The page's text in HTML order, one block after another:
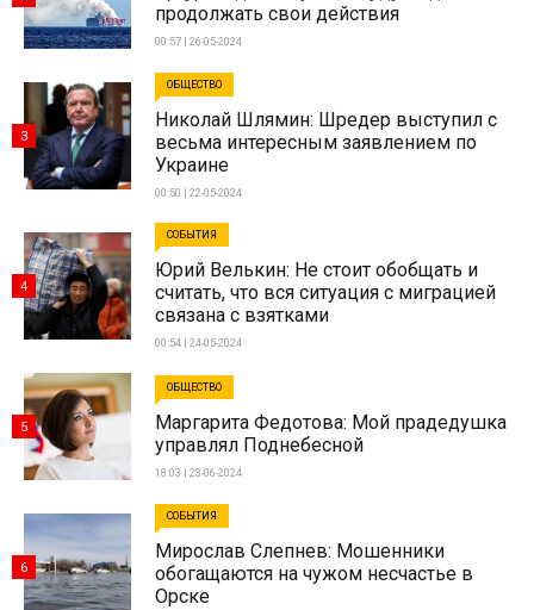
продолжать свои действия
00:57 | 26-05-2024
ОБЩЕСТВО
Николай Шлямин: Шредер выступил с
весьма интересным заявлением по
Украине
00:50 | 22-05-2024
3
СОБЫТИЯ
Юрий Велькин: Не стоит обобщать и
считать, что вся ситуация с миграцией
связана с взятками
00:54 | 24-05-2024
4
ОБЩЕСТВО
Маргарита Федотова: Мой прадедушка
управлял Поднебесной
18:03 | 23-06-2024
5
СОБЫТИЯ
Мирослав Слепнев: Мошенники
обогащаются на чужом несчастье в
Орске
6